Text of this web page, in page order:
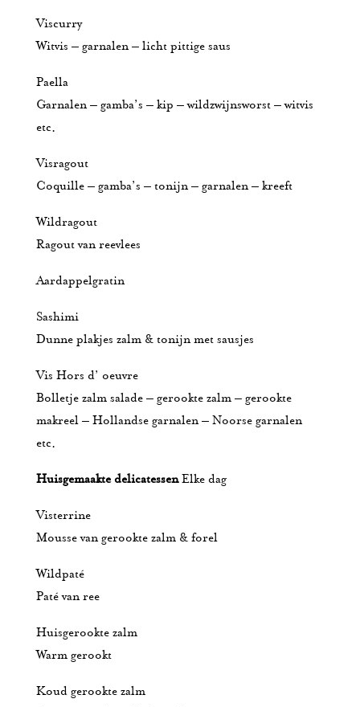
Viscurry
Witvis – garnalen – licht pittige saus
Paella
Garnalen – gamba’s – kip – wildzwijnsworst – witvis
etc.
Visragout
Coquille – gamba’s – tonijn – garnalen – kreeft
Wildragout
Ragout van reevlees
Aardappelgratin
Sashimi
Dunne plakjes zalm & tonijn met sausjes
Vis Hors d’ oeuvre
Bolletje zalm salade – gerookte zalm – gerookte
makreel – Hollandse garnalen – Noorse garnalen
etc.
Huisgemaakte delicatessenElke dag
Visterrine
Mousse van gerookte zalm & forel
Wildpaté
Paté van ree
Huisgerookte zalm
Warm gerookt
Koud gerookte zalm